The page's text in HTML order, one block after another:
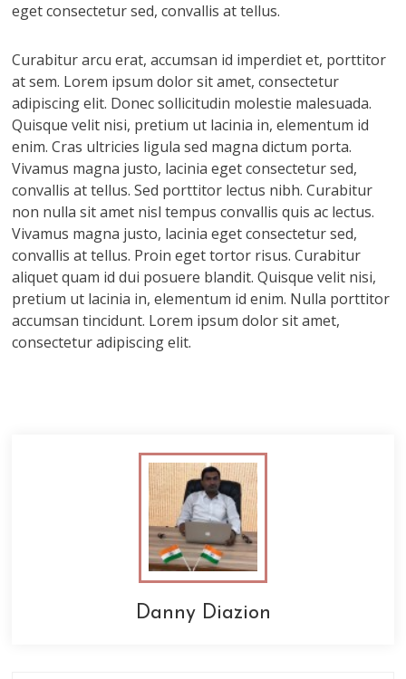
eget consectetur sed, convallis at tellus.
Curabitur arcu erat, accumsan id imperdiet et, porttitor
at sem. Lorem ipsum dolor sit amet, consectetur
adipiscing elit. Donec sollicitudin molestie malesuada.
Quisque velit nisi, pretium ut lacinia in, elementum id
enim. Cras ultricies ligula sed magna dictum porta.
Vivamus magna justo, lacinia eget consectetur sed,
convallis at tellus. Sed porttitor lectus nibh. Curabitur
non nulla sit amet nisl tempus convallis quis ac lectus.
Vivamus magna justo, lacinia eget consectetur sed,
convallis at tellus. Proin eget tortor risus. Curabitur
aliquet quam id dui posuere blandit. Quisque velit nisi,
pretium ut lacinia in, elementum id enim. Nulla porttitor
accumsan tincidunt. Lorem ipsum dolor sit amet,
consectetur adipiscing elit.
Danny Diazion